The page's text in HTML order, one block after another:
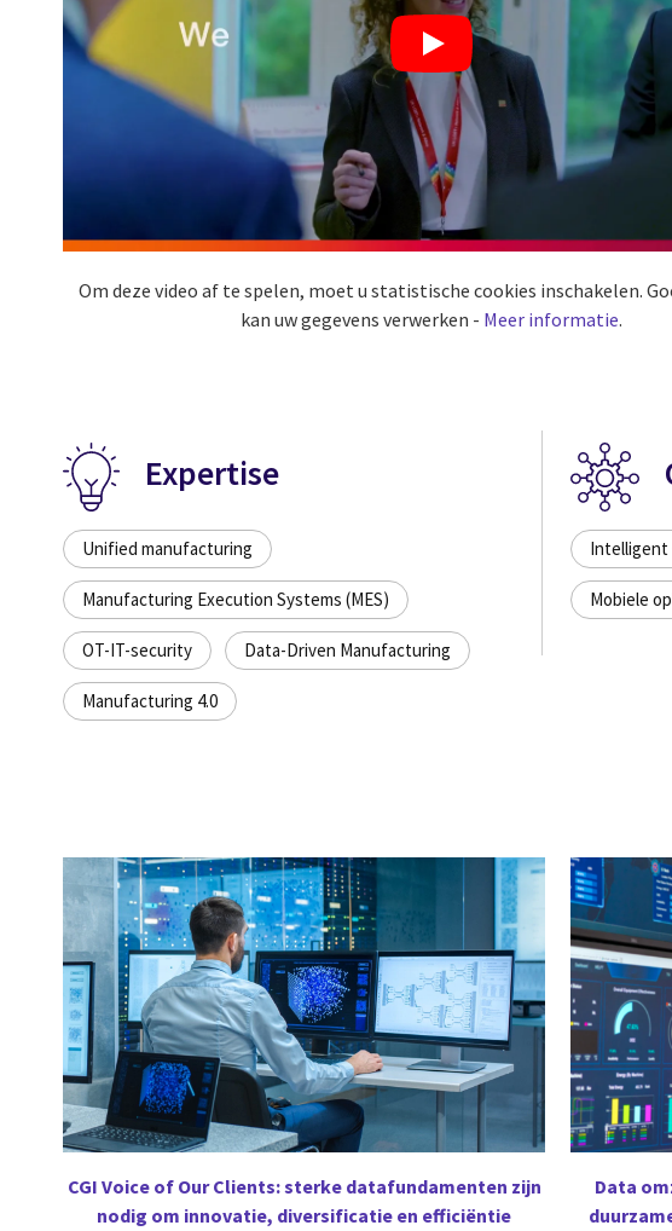
Om deze video af te spelen, moet u statistische cookies inschakelen.
kan uw gegevens verwerken - Meer informatie.
Expertise
Unified manufacturing
Manufacturing Execution Systems (MES)
OT-IT-security Data-Driven Manufacturing
Manufacturing 4.0
Intelligent
Mobiele
CGI Voice of Our Clients: sterke datafundamenten zijn
nodig om innovatie, diversificatie en efficiëntie
Data